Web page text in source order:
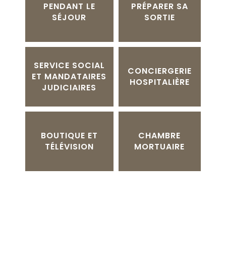
PENDANT LE
SÉJOUR
PRÉPARER SA
SORTIE
SERVICE SOCIAL
ET MANDATAIRES
JUDICIAIRES
CONCIERGERIE
HOSPITALIÈRE
BOUTIQUE ET
TÉLÉVISION
CHAMBRE
MORTUAIRE